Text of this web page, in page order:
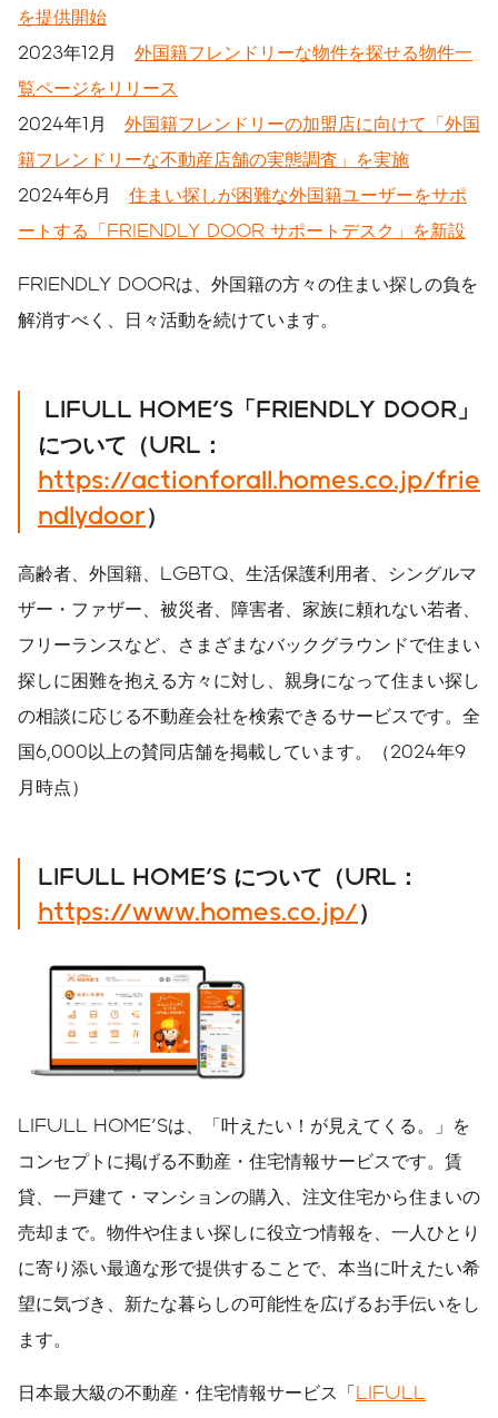
を提供開始
2023年12月 外国籍フレンドリーな物件を探せる物件一
覧ページをリリース
2024年1月 外国籍フレンドリーの加盟店に向けて「外国
籍フレンドリーな不動産店舗の実態調査」を実施
2024年6月 住まい探しが困難な外国籍ユーザーをサポ
ートする「FRIENDLY DOOR サポートデスク」を新設
FRIENDLY DOORは、外国籍の方々の住まい探しの負を
解消すべく、日々活動を続けています。
LIFULL HOME'S 「FRIENDLY DOOR 」
について （URL ：
https://actionforall.homes.co.jp/frie
ndlydoor）
高齢者、外国籍、LGBTQ、生活保護利用者、シングルマ
ザー・ファザー、被災者、障害者、家族に頼れない若者、
フリーランスなど、さまざまなバックグラウンドで住まい
探しに困難を抱える方々に対し、親身になって住まい探し
の相談に応じる不動産会社を検索できるサービスです。全
国6,000以上の賛同店舗を掲載しています。（2024年9
月時点）
LIFULL HOME'S について（URL ：
https://www.homes.co.jp/）
LIFULL HOME'Sは、「叶えたい！が見えてくる。」を
コンセプトに掲げる不動産・住宅情報サービスです。賃
貸、一戸建て・マンションの購入、注文住宅から住まいの
売却まで。物件や住まい探しに役立つ情報を、一人ひとり
に寄り添い最適な形で提供することで、本当に叶えたい希
望に気づき、新たな暮らしの可能性を広げるお手伝いをし
ます。
日本最大級の不動産・住宅情報サービス「LIFULL